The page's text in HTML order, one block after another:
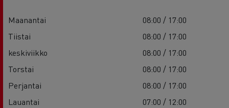
Maanantai
08:00 / 17:00
Tiistai
08:00 / 17:00
keskiviikko
08:00 / 17:00
Torstai
08:00 / 17:00
Perjantai
08:00 / 17:00
Lauantai
07:00 / 12:00